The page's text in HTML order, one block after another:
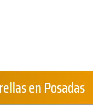
en Posadas